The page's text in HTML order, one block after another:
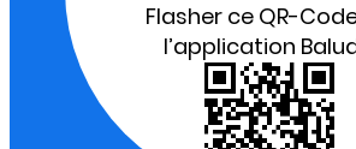
Flasher ce QR-
l’application